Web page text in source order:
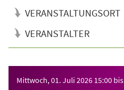
VERANSTALTUNGSORT
VERANSTALTER
Mittwoch, 01. Juli 2026 15:00 bis